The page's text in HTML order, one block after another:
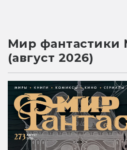
Мир фантастики
(август 2026)